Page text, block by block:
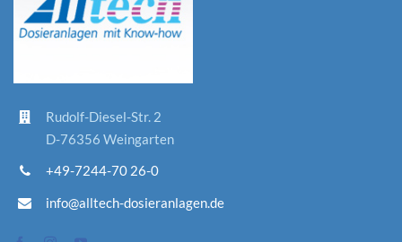
Rudolf-Diesel-Str. 2
D-76356 Weingarten
+49-7244-70 26-0
info@alltech-dosieranlagen.de